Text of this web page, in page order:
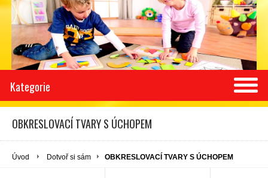
Kategorie
OBKRESLOVACÍ TVARY S ÚCHOPEM
Úvod Dotvoř si sám OBKRESLOVACÍ TVARY S ÚCHOPEM